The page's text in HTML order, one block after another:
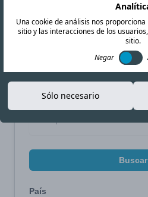
Limite su
Buscar por tema
Buscar
País
Una cookie de análisis nos
sitio y las interacciones de los
sitio.
Negar
Sólo necesario